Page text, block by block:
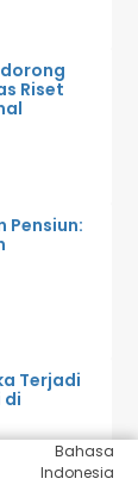
Riset
Pensiun:
Terjadi
di
Bahasa
Indonesia